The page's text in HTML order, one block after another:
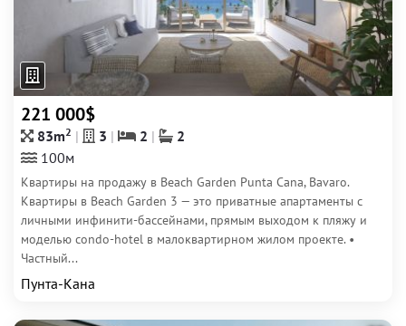
221 000$
83m2 3 2
2
100м
Квартиры на продажу в Beach Garden Punta Cana, Bavaro.
Квартиры в Beach Garden 3 — это приватные апартаменты с
личными инфинити-бассейнами, прямым выходом к пляжу и
моделью condo-hotel в малоквартирном жилом проекте. •
Частный...
Пунта-Кана